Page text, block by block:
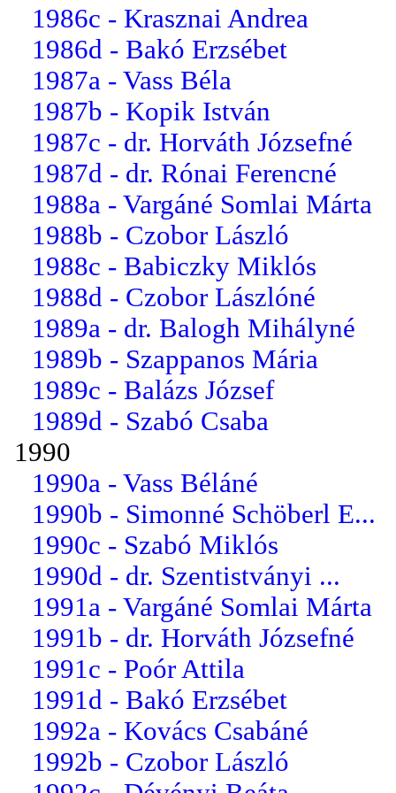
1986c - Krasznai Andrea
1986d - Bakó Erzsébet
1987a - Vass Béla
1987b - Kopik István
1987c - dr. Horváth Józsefné
1987d - dr. Rónai Ferencné
1988a - Vargáné Somlai Márta
1988b - Czobor László
1988c - Babiczky Miklós
1988d - Czobor Lászlóné
1989a - dr. Balogh Mihályné
1989b - Szappanos Mária
1989c - Balázs József
1989d - Szabó Csaba
1990
1990a - Vass Béláné
1990b - Simonné Schöberl E...
1990c - Szabó Miklós
1990d - dr. Szentistványi ...
1991a - Vargáné Somlai Márta
1991b - dr. Horváth Józsefné
1991c - Poór Attila
1991d - Bakó Erzsébet
1992a - Kovács Csabáné
1992b - Czobor László